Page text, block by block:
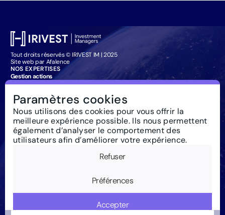
Tout droits réservés © IRIVEST IM | 2025
Site web par Afalence
NOS EXPERTISES
Gestion actions
Gestion obligataire
Particuliers : souscription
IRIVEST IM
À propos
Investissement responsable
Actualités
Règlementation
Nous contacter
Paramètres cookies
Nous utilisons des cookies pour vous offrir la
meilleure expérience possible. Ils nous permettent
également d’analyser le comportement des
utilisateurs afin d’améliorer votre expérience.
Refuser
Préférences
Accepter